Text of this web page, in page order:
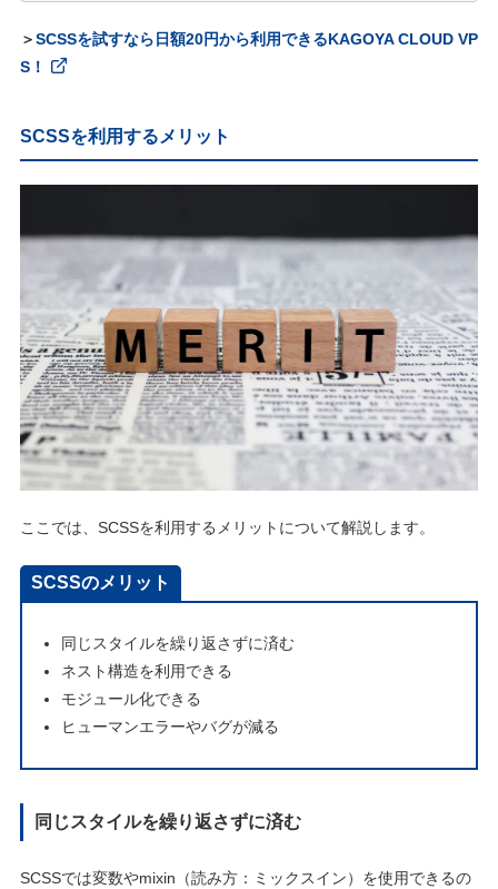
＞SCSSを試すなら日額20円から利用できるKAGOYA CLOUD VP
S！
SCSSを利用するメリット
ここでは、SCSSを利用するメリットについて解説します。
SCSSのメリット
同じスタイルを繰り返さずに済む
ネスト構造を利用できる
モジュール化できる
ヒューマンエラーやバグが減る
同じスタイルを繰り返さずに済む
SCSSでは変数やmixin（読み方：ミックスイン）を使用できるの